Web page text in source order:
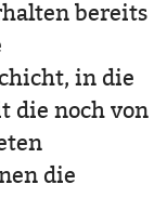
bereits
in die
die noch von
die